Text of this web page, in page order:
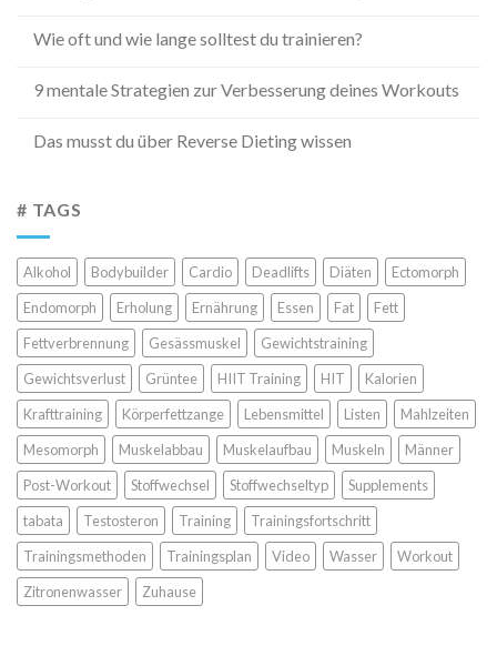
Wie oft und wie lange solltest du trainieren?
9 mentale Strategien zur Verbesserung deines Workouts
Das musst du über Reverse Dieting wissen
# TAGS
Alkohol Bodybuilder Cardio Deadlifts Diäten
Ectomorph
Endomorph
Erholung Ernährung Essen Fat
Fett
Fettverbrennung
Gesässmuskel
Gewichtstraining
Gewichtsverlust
Grüntee HIIT Training HIT
Kalorien
Krafttraining
Körperfettzange Lebensmittel Listen
Mahlzeiten
Mesomorph
Muskelabbau Muskelaufbau Muskeln
Männer
Post-Workout
Stoffwechsel Stoffwechseltyp
Supplements
tabata
Testosteron Training
Trainingsfortschritt
Trainingsmethoden
Trainingsplan Video Wasser
Workout
Zitronenwasser
Zuhause